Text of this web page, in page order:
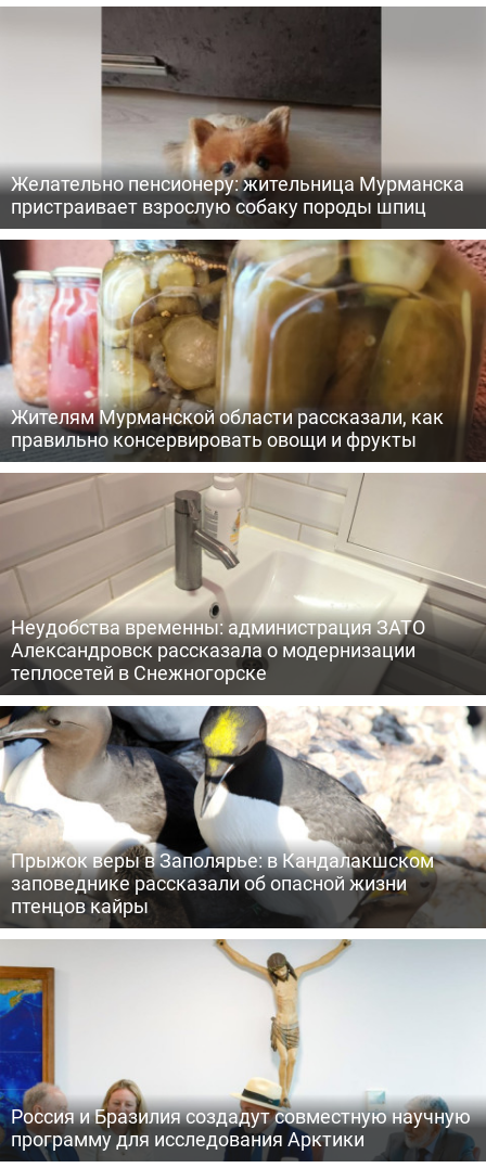
Желательно пенсионеру: жительница Мурманска
пристраивает взрослую собаку породы шпиц
Жителям Мурманской области рассказали, как
правильно консервировать овощи и фрукты
Неудобства временны: администрация ЗАТО
Александровск рассказала о модернизации
теплосетей в Снежногорске
Прыжок веры в Заполярье: в Кандалакшском
заповеднике рассказали об опасной жизни
птенцов кайры
Россия и Бразилия создадут совместную научную
программу для исследования Арктики